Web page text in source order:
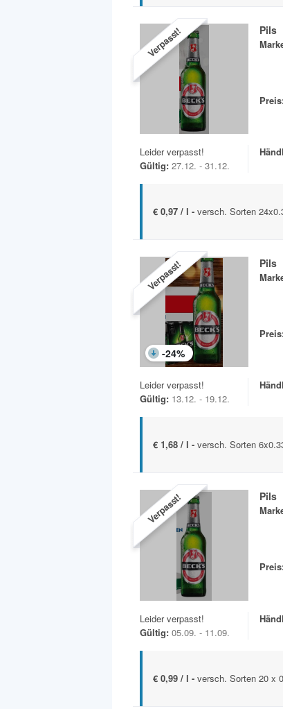
Verpasst! Pils
Leider verpasst!
Gültig: 27.12. - 31.12.
€ 0,97 / l - versch. Sorten
Verpasst!
-24%
Pils
Leider verpasst!
Gültig: 13.12. - 19.12.
€ 1,68 / l - versch. Sorten
Verpasst! Pils
Leider verpasst!
Gültig: 05.09. - 11.09.
€ 0,99 / l - versch. Sorten 20 x